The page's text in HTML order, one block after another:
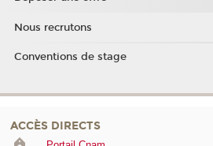
Nous recrutons
Conventions de stage
ACCÈS DIRECTS